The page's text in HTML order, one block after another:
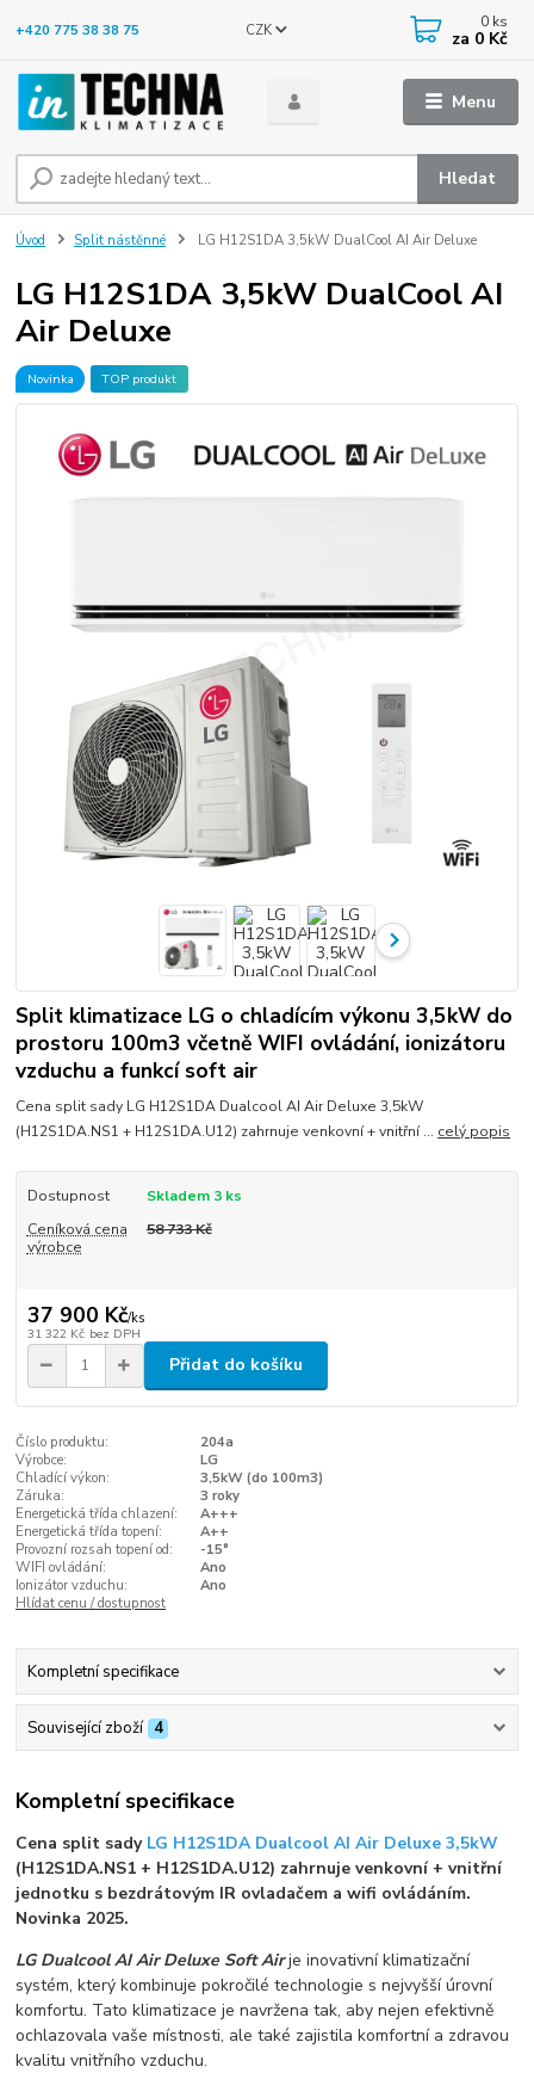
Menu
CZK
Hledat
+420 775 38 38 75 0 ks
za 0 Kč
Úvod Split nástěnné LG H12S1DA 3,5kW DualCool AI Air Deluxe
LG H12S1DA 3,5kW DualCool AI
Air Deluxe
Novinka TOP produkt
Split klimatizace LG o chladícím výkonu 3,5kW do
prostoru 100m3 včetně WIFI ovládání, ionizátoru
vzduchu a funkcí soft air
Cena split sady LG H12S1DA Dualcool AI Air Deluxe 3,5kW
(H12S1DA.NS1 + H12S1DA.U12) zahrnuje venkovní + vnitřní ... celý popis
Dostupnost
Skladem 3 ks
Ceníková cena
výrobce
58 733 Kč
37 900 Kč/ks
31 322 Kč bez DPH
Přidat do košíku
Číslo produktu:
204a
Výrobce:
LG
Chladící výkon:
3,5kW (do 100m3)
Záruka:
3 roky
Energetická třída chlazení:
A+++
Energetická třída topení:
A++
Provozní rozsah topení od:
-15°
WIFI ovládání:
Ano
Ionizátor vzduchu:
Ano
Hlídat cenu / dostupnost
Kompletní specifikace
Související zboží 4
Kompletní specifikace
Cena split sady LG H12S1DA Dualcool AI Air Deluxe 3,5kW
(H12S1DA.NS1 + H12S1DA.U12) zahrnuje venkovní + vnitřní
jednotku s bezdrátovým IR ovladačem a wifi ovládáním.
Novinka 2025.
LG Dualcool AI Air Deluxe Soft Airje inovativní klimatizační
systém, který kombinuje pokročilé technologie s nejvyšší úrovní
komfortu. Tato klimatizace je navržena tak, aby nejen efektivně
ochlazovala vaše místnosti, ale také zajistila komfortní a zdravou
kvalitu vnitřního vzduchu.